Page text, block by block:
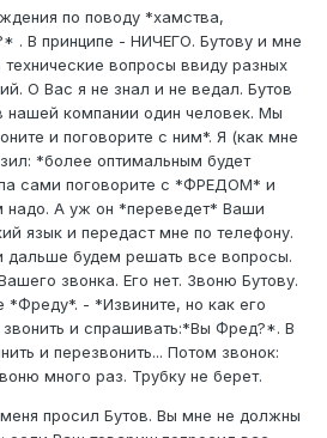
по поводу *хамства,
. В принципе - НИЧЕГО. Бутову и мне
вопросы ввиду разных
О Вас я не знал и не ведал. Бутов
нашей компании один человек. Мы
и поговорите с ним*. Я (как мне
*более оптимальным будет
сами поговорите с *ФРЕДОМ* и
надо. А уж он *переведет* Ваши
язык и передаст мне по телефону.
дальше будем решать все вопросы.
звонка. Его нет. Звоню Бутову.
- *Извините, но как его
звонить и спрашивать:*Вы Фред?*. В
и перезвонить... Потом звонок:
много раз. Трубку не берет.
просил Бутов. Вы мне не должны